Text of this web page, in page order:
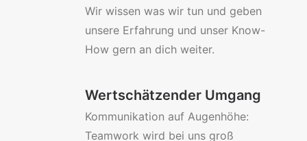
Wir wissen was wir tun und geben
unsere Erfahrung und unser Know-
How gern an dich weiter.
Wertschätzender Umgang
Kommunikation auf Augenhöhe:
Teamwork wird bei uns groß